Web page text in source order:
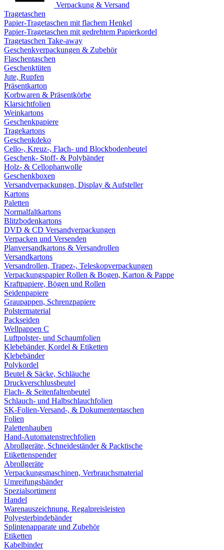
Verpackung & Versand
Tragetaschen
Papier-Tragetaschen mit flachem Henkel
Papier-Tragetaschen mit gedrehtem Papierkordel
Tragetaschen Take-away
Geschenkverpackungen & Zubehör
Flaschentaschen
Geschenktüten
Jute, Rupfen
Präsentkarton
Korbwaren & Präsentkörbe
Klarsichtfolien
Weinkartons
Geschenkpapiere
Tragekartons
Geschenkdeko
Cello-, Kreuz-, Flach- und Blockbodenbeutel
Geschenk- Stoff- & Polybänder
Holz- & Cellophanwolle
Geschenkboxen
Versandverpackungen, Display & Aufsteller
Kartons
Paletten
Normalfaltkartons
Blitzbodenkartons
DVD & CD Versandverpackungen
Verpacken und Versenden
Planversandkartons & Versandrollen
Versandkartons
Versandrollen, Trapez-, Teleskopverpackungen
Verpackungspapier Rollen & Bogen, Karton & Pappe
Kraftpapiere, Bögen und Rollen
Seidenpapiere
Graupappen, Schrenzpapiere
Polstermaterial
Packseiden
Wellpappen C
Luftpolster- und Schaumfolien
Klebebänder, Kordel & Etiketten
Klebebänder
Polykordel
Beutel & Säcke, Schläuche
Druckverschlussbeutel
Flach- & Seitenfaltenbeutel
Schlauch- und Halbschlauchfolien
SK-Folien-Versand-, & Dokumententaschen
Folien
Palettenhauben
Hand-Automatenstrechfolien
Abrollgeräte, Schneideständer & Packtische
Etikettenspender
Abrollgeräte
Verpackungsmaschinen, Verbrauchsmaterial
Umreifungsbänder
Spezialsortiment
Handel
Warenauszeichnung, Regalpreisleisten
Polyesterbindebänder
Splintenapparate und Zubehör
Etiketten
Kabelbinder